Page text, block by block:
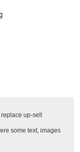
up-sell
some text, images